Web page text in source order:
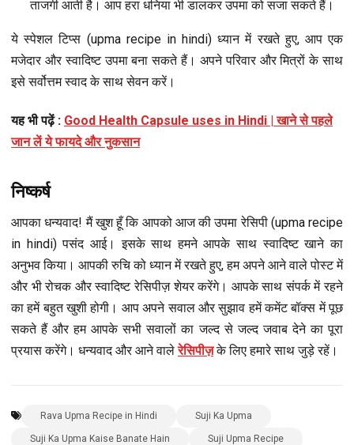
ताजगी आती है। आप हरा धनिया भी डालकर उपमा को सजा सकते हैं।
ये स्पेशल टिप्स (upma recipe in hindi) ध्यान में रखते हुए, आप एक
मजेदार और स्वादिष्ट उपमा बना सकते हैं। अपने परिवार और मित्रों के साथ
इसे सर्वोत्तम स्वाद के साथ सेवन करें।
यह भी पढ़ें : Good Hеalth Capsulе usеs in Hindi | खाने से पहले
जान लें ये फायदे और नुकसान
निष्कर्ष
आपका धन्यवाद! मैं खुश हूँ कि आपको आज की उपमा रेसिपी (upma recipe
in hindi) पसंद आई। इसके साथ हमने आपके साथ स्वादिष्ट खाने का
अनुभव किया। आपकी रुचि को ध्यान में रखते हुए, हम अपने आने वाले पोस्ट में
और भी रोचक और स्वादिष्ट रेसिपीज़ शेयर करेंगे। आपके साथ संपर्क में रहने
का हमें बहुत खुशी होगी। आप अपने सवाल और सुझाव हमें कमेंट बॉक्स में पूछ
सकते हैं और हम आपके सभी सवालों का जल्द से जल्द जवाब देने का पूरा
प्रयास करेंगे। धन्यवाद और आने वालेरेसिपीज़के लिए हमारे साथ जुड़े रहें।
Rava Upma Recipe in Hindi Suji Ka Upma
Suji Ka Upma Kaise Banate Hain Suji Upma Recipe